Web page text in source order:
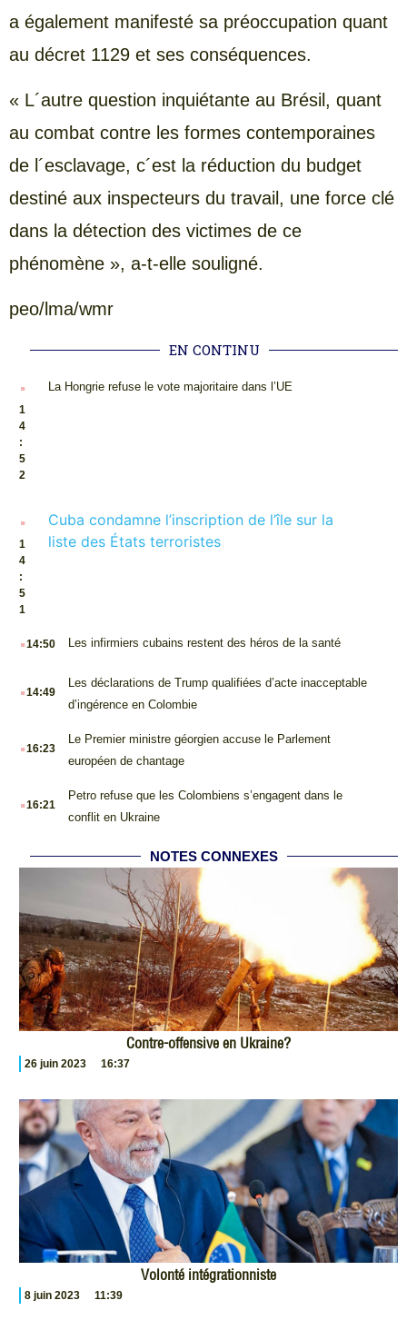
a également manifesté sa préoccupation quant
au décret 1129 et ses conséquences.
« L´autre question inquiétante au Brésil, quant
au combat contre les formes contemporaines
de l´esclavage, c´est la réduction du budget
destiné aux inspecteurs du travail, une force clé
dans la détection des victimes de ce
phénomène », a-t-elle souligné.
peo/lma/wmr
EN CONTINU
.
1
4
:
5
2
La Hongrie refuse le vote majoritaire dans l’UE
.
1
4
:
5
1
Cuba condamne l’inscription de l’île sur la
liste des États terroristes
.14:50 Les infirmiers cubains restent des héros de la santé
.14:49
Les déclarations de Trump qualifiées d’acte inacceptable
d’ingérence en Colombie
.16:23
Le Premier ministre géorgien accuse le Parlement
européen de chantage
.16:21
Petro refuse que les Colombiens s’engagent dans le
conflit en Ukraine
NOTES CONNEXES
Contre-offensive en Ukraine?
26 juin 2023 16:37
Volonté intégrationniste
8 juin 2023 11:39